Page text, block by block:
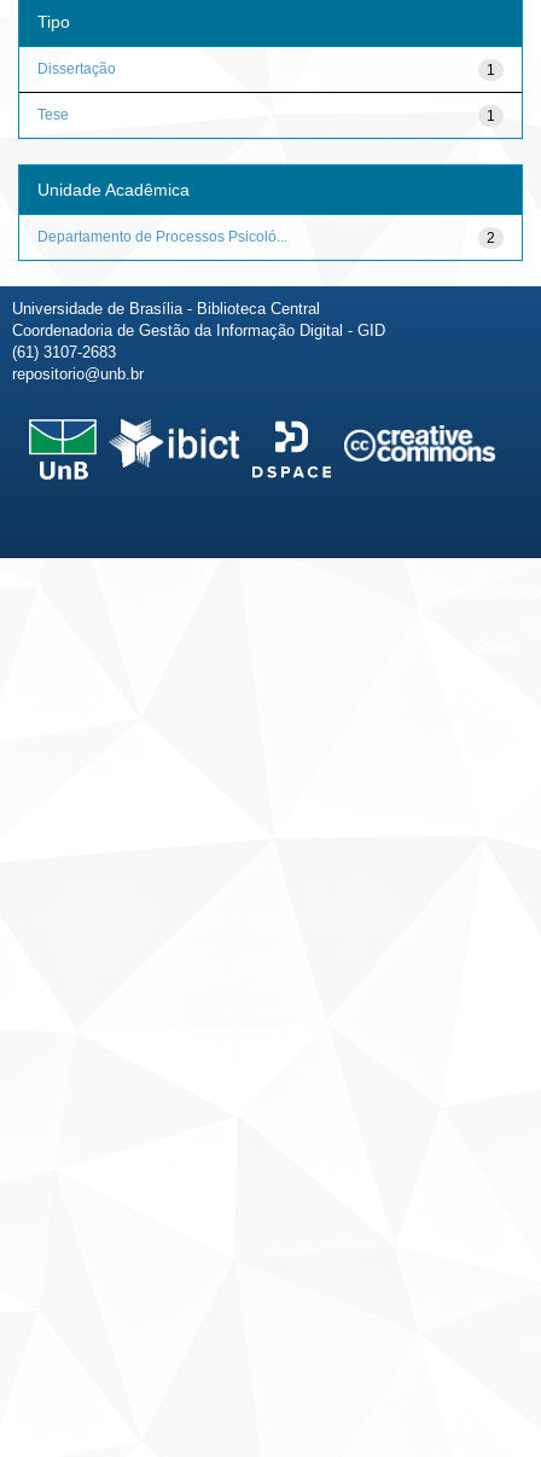
Tipo
1
Dissertação
1
Tese
Unidade Acadêmica
2
Departamento de Processos Psicoló...
Universidade de Brasília - Biblioteca Central
Coordenadoria de Gestão da Informação Digital - GID
(61) 3107-2683
repositorio@unb.br